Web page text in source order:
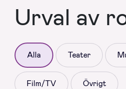
Urval av
Alla Teater
Film/TV Övrigt